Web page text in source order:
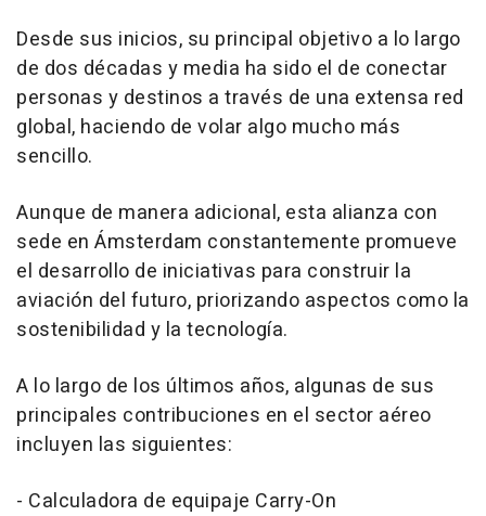
Desde sus inicios, su principal objetivo a lo largo
de dos décadas y media ha sido el de conectar
personas y destinos a través de una extensa red
global, haciendo de volar algo mucho más
sencillo.
Aunque de manera adicional, esta alianza con
sede en Ámsterdam constantemente promueve
el desarrollo de iniciativas para construir la
aviación del futuro, priorizando aspectos como la
sostenibilidad y la tecnología.
A lo largo de los últimos años, algunas de sus
principales contribuciones en el sector aéreo
incluyen las siguientes:
- Calculadora de equipaje Carry-On